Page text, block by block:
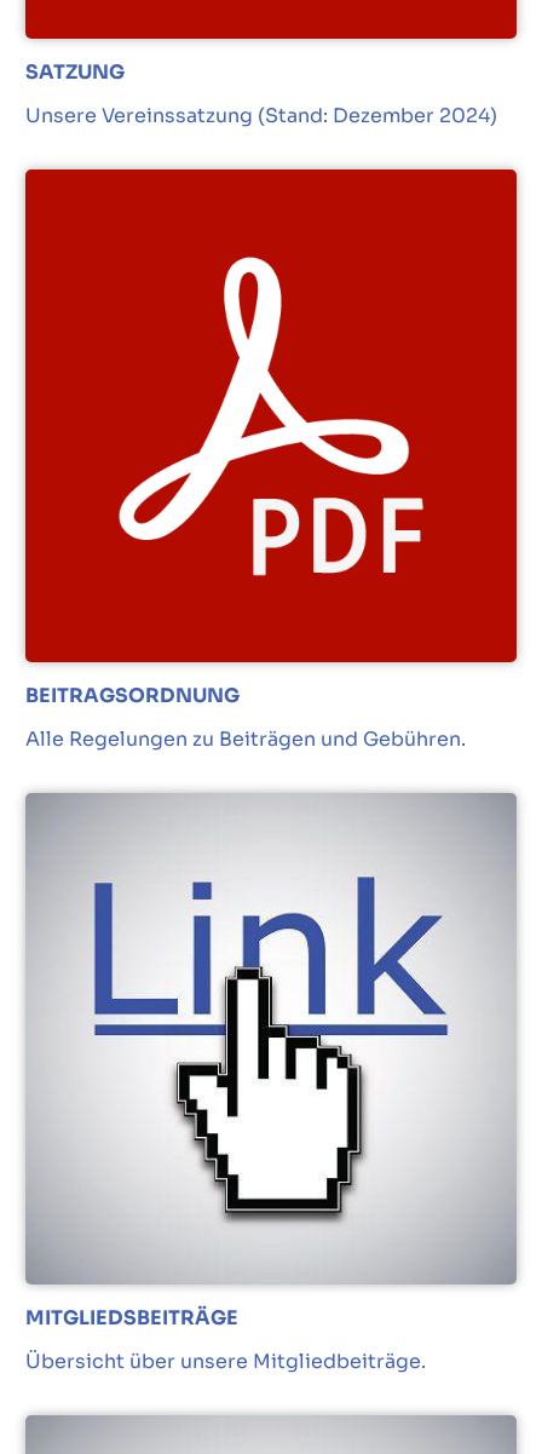
SATZUNG
Unsere Vereinssatzung (Stand: Dezember 2024)
BEITRAGSORDNUNG
Alle Regelungen zu Beiträgen und Gebühren.
MITGLIEDSBEITRÄGE
Übersicht über unsere Mitgliedbeiträge.